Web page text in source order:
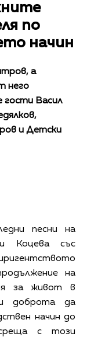
по
начин
а
него
гости Васил
и Детски
песни на
Коцева със
на
за живот в
доброта да
начин до
с този